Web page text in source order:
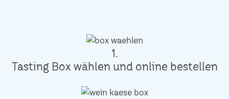
1.
Tasting Box wählen und online bestellen